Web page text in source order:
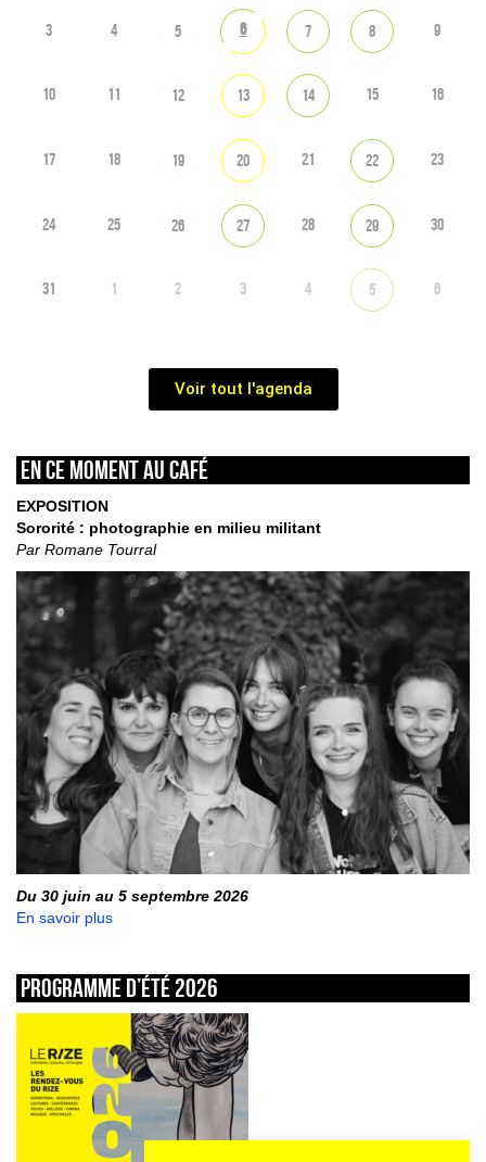
3 4 5 6 7 8 9
10 11 12 13 14 15 16
17 18 19 20 21 22 23
24 25 26 27 28 29 30
31 1 2 3 4 5 6
Voir tout l'agenda
En ce moment au café
EXPOSITION
Sororité : photographie en milieu militant
Par Romane Tourral
Du 30 juin au 5 septembre 2026
En savoir plus
Programme d’été 2026